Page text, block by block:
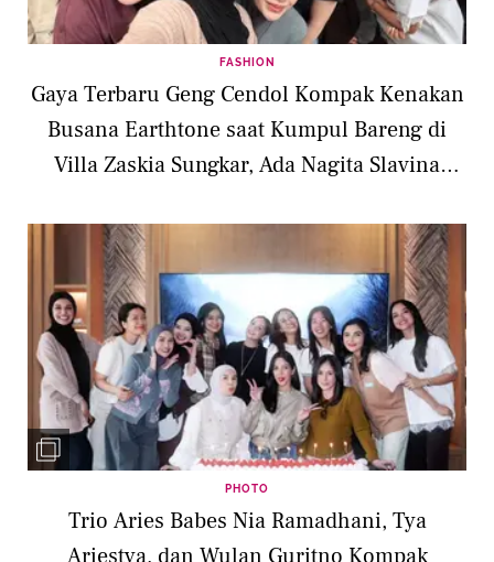
FASHION
Gaya Terbaru Geng Cendol Kompak Kenakan
Busana Earthtone saat Kumpul Bareng di
Villa Zaskia Sungkar, Ada Nagita Slavina
PHOTO
Trio Aries Babes Nia Ramadhani, Tya